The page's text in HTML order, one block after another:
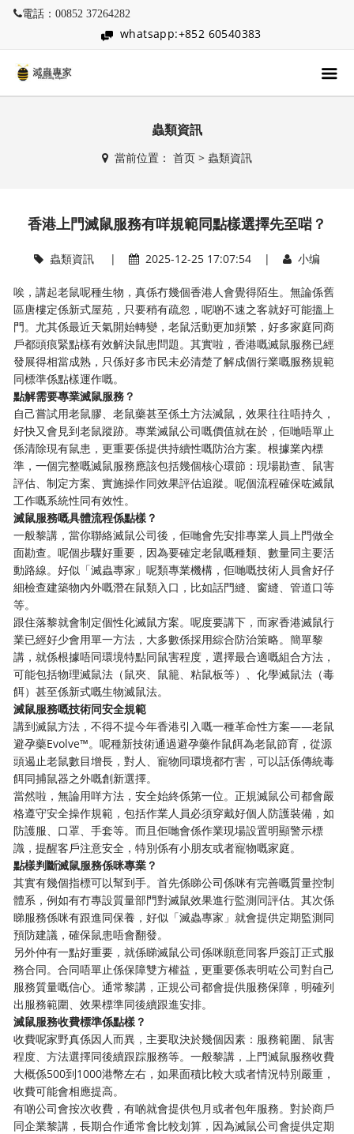
電話：00852 37264282
whatsapp:+852 60540383
蟲類資訊
當前位置： 首页> 蟲類資訊
香港上門滅鼠服務有咩規範同點樣選擇先至啱？
蟲類資訊| 2025-12-25 17:07:54 | 小编
唉，講起老鼠呢種生物，真係冇幾個香港人會覺得陌生。無論係舊
區唐樓定係新式屋苑，只要稍有疏忽，呢啲不速之客就好可能搵上
門。尤其係最近天氣開始轉變，老鼠活動更加頻繁，好多家庭同商
戶都頭痕緊點樣有效解決鼠患問題。其實啦，香港嘅滅鼠服務已經
發展得相當成熟，只係好多市民未必清楚了解成個行業嘅服務規範
同標準係點樣運作嘅。
點解需要專業滅鼠服務？
自己嘗試用老鼠膠、老鼠藥甚至係土方法滅鼠，效果往往唔持久，
好快又會見到老鼠蹤跡。專業滅鼠公司嘅價值就在於，佢哋唔單止
係清除現有鼠患，更重要係提供持續性嘅防治方案。根據業內標
準，一個完整嘅滅鼠服務應該包括幾個核心環節：現場勘查、鼠害
評估、制定方案、實施操作同效果評估追蹤。呢個流程確保咗滅鼠
工作嘅系統性同有效性。
滅鼠服務嘅具體流程係點樣？
一般黎講，當你聯絡滅鼠公司後，佢哋會先安排專業人員上門做全
面勘查。呢個步驟好重要，因為要確定老鼠嘅種類、數量同主要活
動路線。好似「滅蟲專家」呢類專業機構，佢哋嘅技術人員會好仔
細檢查建築物內外嘅潛在鼠類入口，比如話門縫、窗縫、管道口等
等。
跟住落黎就會制定個性化滅鼠方案。呢度要講下，而家香港滅鼠行
業已經好少會用單一方法，大多數係採用綜合防治策略。簡單黎
講，就係根據唔同環境特點同鼠害程度，選擇最合適嘅組合方法，
可能包括物理滅鼠法（鼠夾、鼠籠、粘鼠板等）、化學滅鼠法（毒
餌）甚至係新式嘅生物滅鼠法。
滅鼠服務嘅技術同安全規範
講到滅鼠方法，不得不提今年香港引入嘅一種革命性方案——老鼠
避孕藥Evolve™。呢種新技術通過避孕藥作鼠餌為老鼠節育，從源
頭遏止老鼠數目增長，對人、寵物同環境都冇害，可以話係傳統毒
餌同捕鼠器之外嘅創新選擇。
當然啦，無論用咩方法，安全始終係第一位。正規滅鼠公司都會嚴
格遵守安全操作規範，包括作業人員必須穿戴好個人防護裝備，如
防護服、口罩、手套等。而且佢哋會係作業現場設置明顯警示標
識，提醒客戶注意安全，特別係有小朋友或者寵物嘅家庭。
點樣判斷滅鼠服務係咪專業？
其實有幾個指標可以幫到手。首先係睇公司係咪有完善嘅質量控制
體系，例如有冇專設質量部門對滅鼠效果進行監測同評估。其次係
睇服務係咪有跟進同保養，好似「滅蟲專家」就會提供定期監測同
預防建議，確保鼠患唔會翻發。
另外仲有一點好重要，就係睇滅鼠公司係咪願意同客戶簽訂正式服
務合同。合同唔單止係保障雙方權益，更重要係表明咗公司對自己
服務質量嘅信心。通常黎講，正規公司都會提供服務保障，明確列
出服務範圍、效果標準同後續跟進安排。
滅鼠服務收費標準係點樣？
收費呢家野真係因人而異，主要取決於幾個因素：服務範圍、鼠害
程度、方法選擇同後續跟踪服務等。一般黎講，上門滅鼠服務收費
大概係500到1000港幣左右，如果面積比較大或者情況特別嚴重，
收費可能會相應提高。
有啲公司會按次收費，有啲就會提供包月或者包年服務。對於商戶
同企業黎講，長期合作通常會比較划算，因為滅鼠公司會提供定期